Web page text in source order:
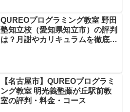
QUREOプログラミング教室 野田
塾知立校（愛知県知立市）の評判
は？月謝やカリキュラムを徹底解
【名古屋市】QUREOプログラミ
ング教室 明光義塾藤が丘駅前教
室の評判・料金・コース